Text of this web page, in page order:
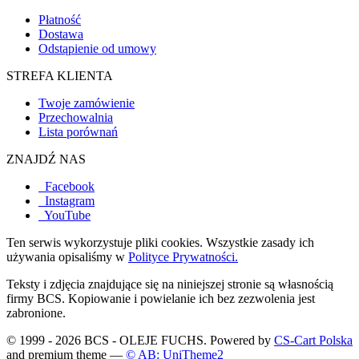
Płatność
Dostawa
Odstąpienie od umowy
STREFA KLIENTA
Twoje zamówienie
Przechowalnia
Lista porównań
ZNAJDŹ NAS
Facebook
Instagram
YouTube
Ten serwis wykorzystuje pliki cookies. Wszystkie zasady ich
używania opisaliśmy w Polityce Prywatności.
Teksty i zdjęcia znajdujące się na niniejszej stronie są własnością
firmy BCS. Kopiowanie i powielanie ich bez zezwolenia jest
zabronione.
© 1999 - 2026 BCS - OLEJE FUCHS. Powered by CS-Cart Polska
and premium theme — © AB: UniTheme2